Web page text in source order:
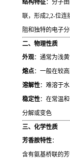
结构特征：分子
联，形成2,2-位连
阻和独特的电子分
二、物理性质
外观：通常为浅
熔点：一般在较
溶解性：难溶于
稳定性：在常温
分解或变色
三、化学性质
芳香胺特性：
含有氨基桥联的